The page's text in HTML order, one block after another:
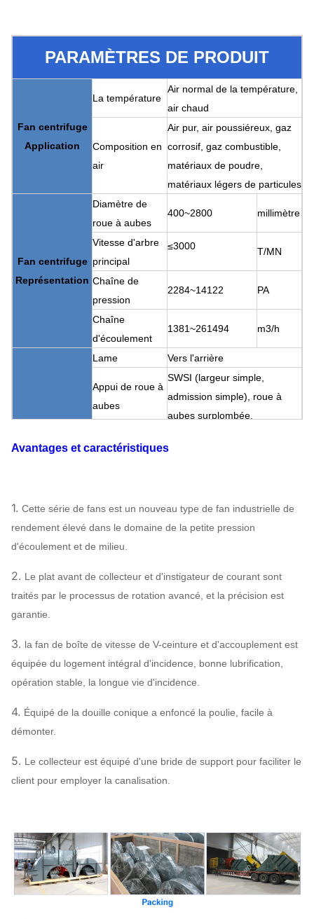
PARAMÈTRES DE PRODUIT
Fan centrifuge
Application
La température
Air normal de la température,
air chaud
Composition en
air
Air pur, air poussiéreux, gaz
corrosif, gaz combustible,
matériaux de poudre,
matériaux légers de particules
Fan centrifuge
Représentation
Diamètre de
roue à aubes
400~2800 millimètre
Vitesse d'arbre
principal
≤3000 T/MN
Chaîne de
pression
2284~14122 PA
Chaîne
d'écoulement
1381~261494 m3/h
Structure
Lame Vers l'arrière
Appui de roue à
aubes
SWSI (largeur simple,
admission simple), roue à
aubes surplombée.
Lubrification de
refroidissement par l'eau,
refroidissement à l'huile
Fan centrifuge
Moteur
Roue à aubes
SS304, SS316,
HG785, DB685…
Enveloppe, cône
acier 45# (acier de
carbone), 42CrMo,
acier inoxydable…
Rapport
SÈCHE, SKF, NSK,
ZWZ…
Avantages et caractéristiques
1. Cette série de fans est un nouveau type de fan industrielle de
rendement élevé dans le domaine de la petite pression
d'écoulement et de milieu.
2. Le plat avant de collecteur et d'instigateur de courant sont
traités par le processus de rotation avancé, et la précision est
garantie.
3. la fan de boîte de vitesse de V-ceinture et d'accouplement est
équipée du logement intégral d'incidence, bonne lubrification,
opération stable, la longue vie d'incidence.
4. Équipé de la douille conique a enfoncé la poulie, facile à
démonter.
5. Le collecteur est équipé d'une bride de support pour faciliter le
client pour employer la canalisation.